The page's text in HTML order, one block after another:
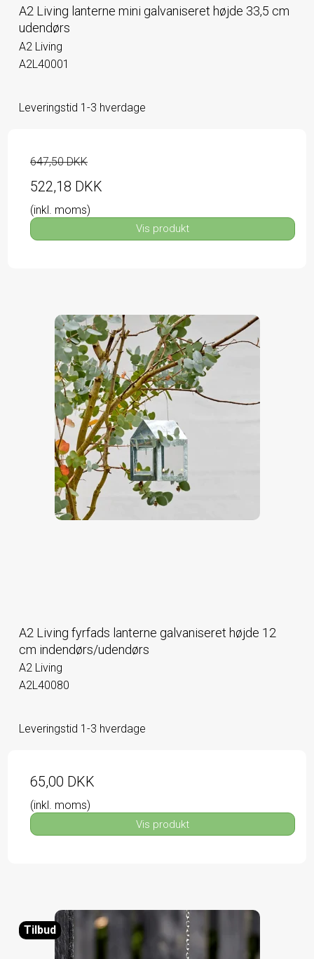
A2 Living lanterne mini galvaniseret højde 33,5 cm
udendørs
A2 Living
A2L40001
Leveringstid 1-3 hverdage
647,50 DKK
522,18 DKK
(inkl. moms)
Vis produkt
A2 Living fyrfads lanterne galvaniseret højde 12
cm indendørs/udendørs
A2 Living
A2L40080
Leveringstid 1-3 hverdage
65,00 DKK
(inkl. moms)
Vis produkt
Tilbud